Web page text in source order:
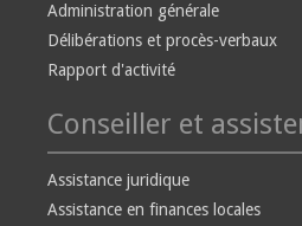
Administration générale
Délibérations et procès-verbaux
Rapport d'activité
Conseiller et
Assistance juridique
Assistance en finances locales